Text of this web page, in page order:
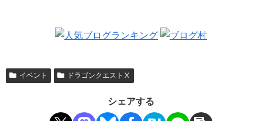
イベント ドラゴンクエストⅩ
シェアする